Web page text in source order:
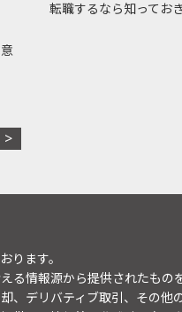
転職するなら知ってお
ります。
る情報源から提供されたも
、デリバティブ取引、その